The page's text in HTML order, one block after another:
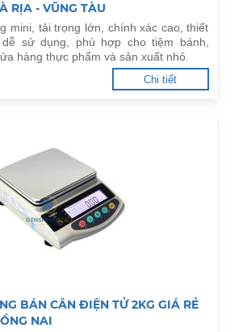
RỊA - VŨNG TÀU
mini, tải trọng lớn, chính xác cao, thiết
sử dụng, phù hợp cho tiệm bánh,
hàng thực phẩm và sản xuất nhỏ.
Chi tiết
BÁN CÂN ĐIỆN TỬ 2KG GIÁ RẺ
NAI